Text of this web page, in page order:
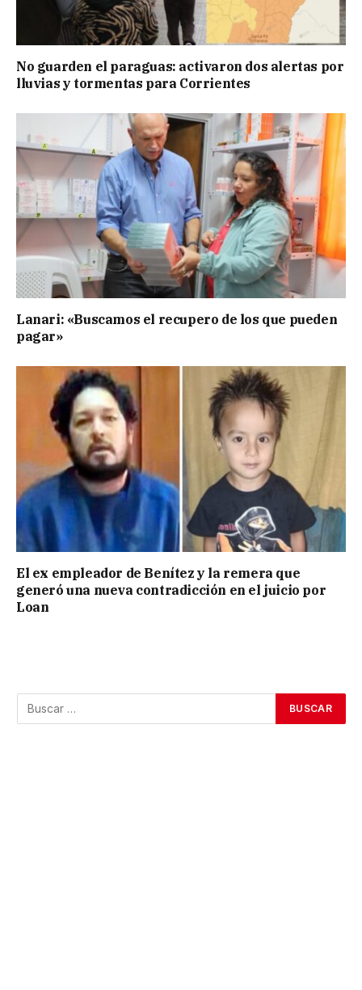
No guarden el paraguas: activaron dos alertas por
lluvias y tormentas para Corrientes
Lanari: «Buscamos el recupero de los que pueden
pagar»
El ex empleador de Benítez y la remera que
generó una nueva contradicción en el juicio por
Loan